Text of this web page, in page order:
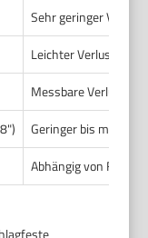
Sehr geringer
Leichter Verlust
Messbare Verluste
Geringer bis
Abhängig von